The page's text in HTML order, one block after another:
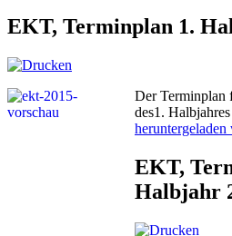
EKT, Terminplan 1.
Der Terminplan
des1.
heruntergeladen
EKT,
Halbjahr